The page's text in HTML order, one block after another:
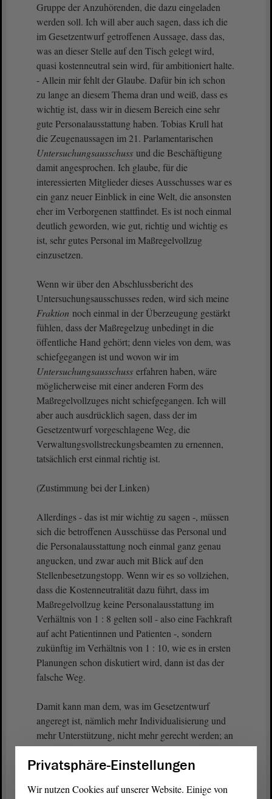
Gruppe der Anzuhörenden, die dazu eingeladen
werden soll. Ich will aber auch sagen, dass ich die
im Gesetzentwurf getroffenen Aussage, dass das,
was an dieser Stelle auf den Tisch gelegt wird,
quasi kostenneutral sein wird, für ambitioniert halte.
- Allein mir fehlt der Glaube. Dafür bin ich schon
zu lange an diesem Thema dran und weiß, dass es
wichtig ist, dass wir in diesem Bereich eine sehr
gute Personalausstattung haben. Tobias Krull hat
die Zeugenaussagen im 21. Parlamentarischen
Untersuchungsausschuss und die Beschäftigung
damit angesprochen. Ich glaube, für die
interessierten Mitglieder dieses Ausschusses war es
ein ganz neuer Einblick in eine Welt, die ansonsten
eher im Verborgenen stattfindet. Es ist noch einmal
deutlich geworden, wie gut, richtig und wichtig es
ist, sehr gutes Personal im Maßregelvollzug
einzusetzen.
Wenn wir über den Abschlussbericht des
Untersuchungsausschusses reden, wird sich meine
Fraktion noch einmal in der Überzeugung gestärkt
fühlen, dass der Maßregelzug unbedingt in die
öffentliche Hand gehört; denn vieles von dem, was
schiefgegangen ist und wovon wir im
Untersuchungsausschuss erfahren haben, wäre
möglicherweise mit einer anderen Form des
Maßregelvollzuges nicht schiefgegangen. Ich will
aber auch ausdrücklich sagen, dass der im
Gesetzentwurf vorgeschlagene Weg, die
Verwaltungsvollstreckungsbeamten zu ernennen,
tatsächlich erst einmal richtig ist.
(Zustimmung bei der Linken)
Allerdings - das ist mir wichtig zu sagen -, müssen
sich die betroffenen Ausschüsse das Personal und
die Personalausstattung noch einmal ganz genau
angucken, und zwar auch mit Blick auf den
Stellenbesetzungstopp. Wenn wir es so vollziehen,
dass die Kostenneutralität dazu führt, dass im
Maßregelvollzug keine Personalausstattung im
Verhältnis von 1 : 8 gelten soll - also eine Fachkraft
auf acht Patientinnen und Patienten -, sondern
zukünftig im Verhältnis von 1 : 10, wie es in ersten
Planungen schon diskutiert wird, dann ist das der
falsche Weg.
Damit kann man dem, was im Gesetzentwurf
angeregt ist, nämlich mehr Individualisierung und
mehr Unterstützung, nicht mehr gerecht werden; an
dieser Stelle müssen wir uns ehrlich machen.
Privatsphäre-Einstellungen
Wir nutzen Cookies auf unserer Website. Einige von